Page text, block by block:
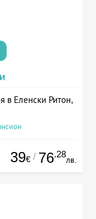
в Еленски Ритон,
39€ / 76.28
лв.